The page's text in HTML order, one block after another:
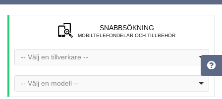
SNABBSÖKNING
MOBILTELEFONDELAR OCH TILLBEHÖR
-- Välj en tillverkare --
-- Välj en modell --